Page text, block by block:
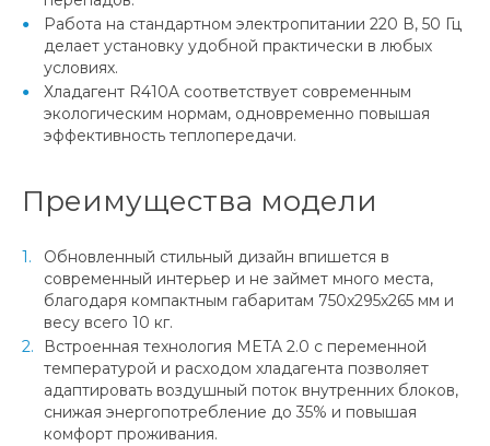
Работа на стандартном электропитании 220 В, 50 Гц
делает установку удобной практически в любых
условиях.
Хладагент R410A соответствует современным
экологическим нормам, одновременно повышая
эффективность теплопередачи.
Преимущества модели
Обновленный стильный дизайн впишется в
современный интерьер и не займет много места,
благодаря компактным габаритам 750x295x265 мм и
весу всего 10 кг.
Встроенная технология META 2.0 с переменной
температурой и расходом хладагента позволяет
адаптировать воздушный поток внутренних блоков,
снижая энергопотребление до 35% и повышая
комфорт проживания.